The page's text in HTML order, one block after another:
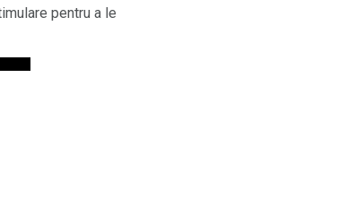
pentru a le